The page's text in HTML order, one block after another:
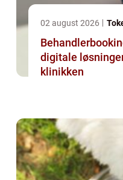
02 august 2026
digitale
klinikken